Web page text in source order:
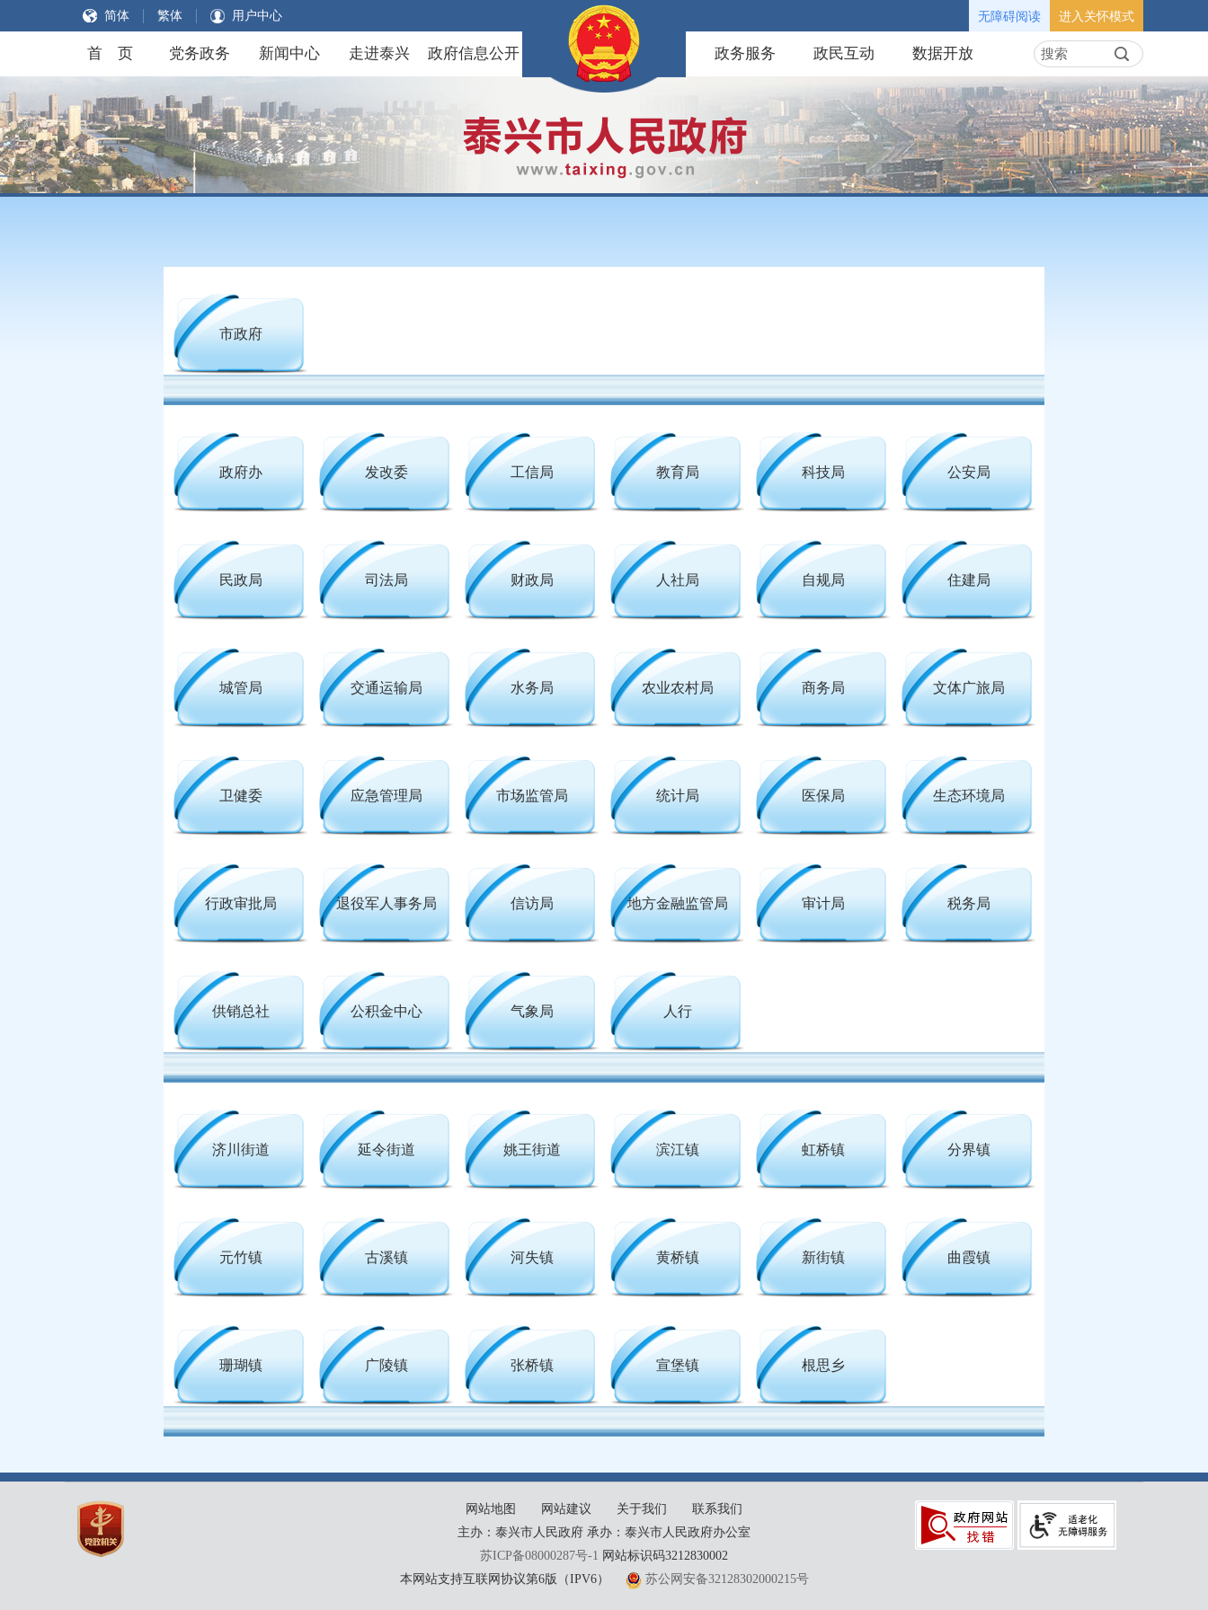
简体 繁体 用户中心 无障碍阅读 进入关怀模式
首 页 党务政务 新闻中心 走进泰兴 政府信息公开 政务服务 政民互动 数据开放
市政府
政府办 发改委 工信局 教育局 科技局 公安局
民政局 司法局 财政局 人社局 自规局 住建局
城管局 交通运输局 水务局 农业农村局 商务局 文体广旅局
卫健委 应急管理局 市场监管局 统计局 医保局 生态环境局
行政审批局 退役军人事务局 信访局 地方金融监管局 审计局 税务局
供销总社 公积金中心 气象局 人行
济川街道 延令街道 姚王街道 滨江镇 虹桥镇 分界镇
元竹镇 古溪镇 河失镇 黄桥镇 新街镇 曲霞镇
珊瑚镇 广陵镇 张桥镇 宣堡镇 根思乡
网站地图 网站建议 关于我们
联系我们
主办：泰兴市人民政府 承办：泰兴市人民政府办公室
苏ICP备08000287号-1 网站标识码3212830002
本网站支持互联网协议第6版（IPV6）
苏公网安备32128302000215号